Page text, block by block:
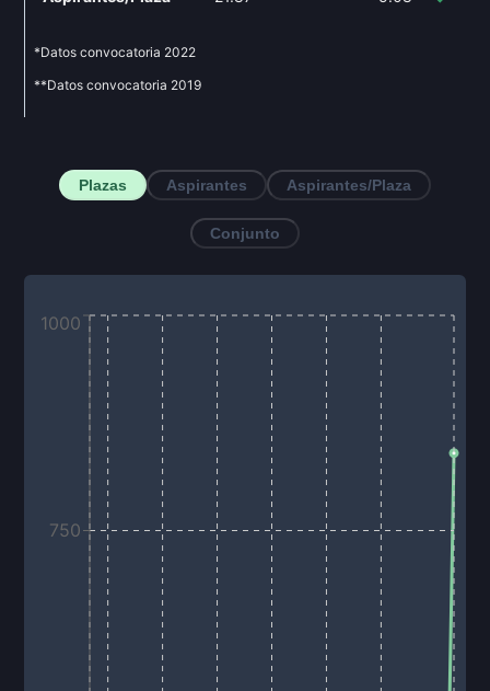
*Datos convocatoria 2022
**Datos convocatoria 2019
Plazas Aspirantes Aspirantes/Plaza
Conjunto
750
1000